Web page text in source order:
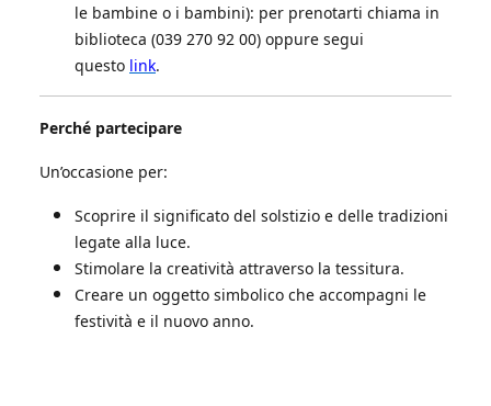
le bambine o i bambini): per prenotarti chiama in
biblioteca (039 270 92 00) oppure segui
questo link.
Perché partecipare
Un’occasione per:
Scoprire il significato del solstizio e delle tradizioni
legate alla luce.
Stimolare la creatività attraverso la tessitura.
Creare un oggetto simbolico che accompagni le
festività e il nuovo anno.